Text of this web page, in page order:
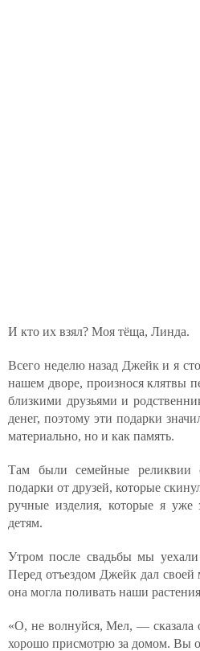
И кто их взял? Моя тёща, Линда.
Всего неделю назад Джейк и я
нашем дворе, произнося клятвы
близкими друзьями и
денег, поэтому эти подарки
материально, но и как память.
Там были семейные реликвии
подарки от друзей, которые
ручные изделия, которые я уже
детям.
Утром после свадьбы мы уехали
Перед отъездом Джейк дал
она могла поливать наши
«О, не волнуйся, Мел, —
хорошо присмотрю за домом. Вы